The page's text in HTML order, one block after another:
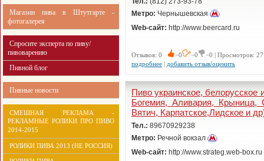
Магазин пива в Штутгарте -
фотогалерея
Спросите эксперта по пиву/
пивоварению
Пивной блог
Пивные новости
СМЕШНАЯ РЕКЛАМА -
РЕКЛАМНЫЕ РОЛИКИ ПРО ПИВО
2014-2015
РОЛИКИ ПИВА 2013 (НЕ РОССИЯ)
Метро: Чернышевская
Web-сайт: http://www.beercard.ru
Отзывов: 0 −0 −0
−0 | Просмотров:
подробнее | добавить отзыв/оценить
Пиво украинское, белорусское
Богемия, Аливария, Крыница,
Вятич, Карпатское,Лидское и
Тел.: 89670929238
Метро: Речной вокзал
Web-сайт: http://www.strateg.web-box.ru